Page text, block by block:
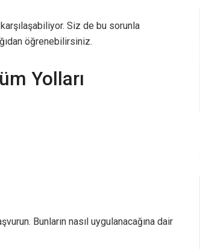
Siz de bu sorunla
öğrenebilirsiniz.
Yolları
Bunların nasıl uygulanacağına dair